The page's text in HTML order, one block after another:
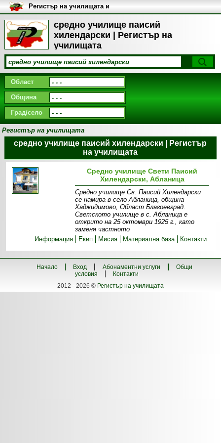
средно училище пaисий
хилендарски | Регистър на
училищата
Регистър на училищата и
университетите в България
Област
Община
Град/село
Регистър на училищата
средно училище пaисий хилендарски | Регистър
на училищата
Средно училище Свети Паисий
Хилендарски, Абланица
Средно училище Св. Паисий Хилендарски
се намира в село Абланица, община
Хаджидимово, Област Благоевград.
Светското училище в с. Абланица е
открито на 25 октомври 1925 г., като
заменя частното
Информация
Екип Мисия Материална база Контакти
Начало Вход Абонаментни услуги
Общи
условия
Контакти
2012 - 2026 © Регистър на училищата